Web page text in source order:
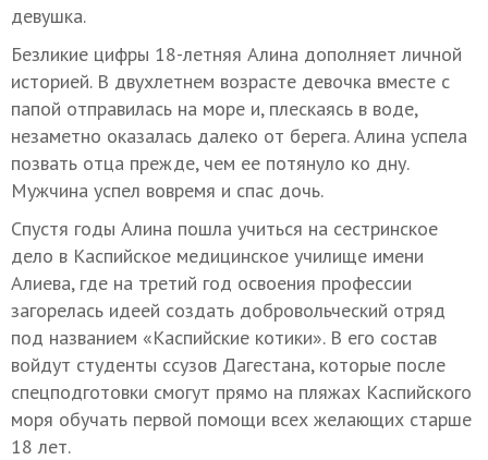
девушка.
Безликие цифры 18-летняя Алина дополняет личной
историей. В двухлетнем возрасте девочка вместе с
папой отправилась на море и, плескаясь в воде,
незаметно оказалась далеко от берега. Алина успела
позвать отца прежде, чем ее потянуло ко дну.
Мужчина успел вовремя и спас дочь.
Спустя годы Алина пошла учиться на сестринское
дело в Каспийское медицинское училище имени
Алиева, где на третий год освоения профессии
загорелась идеей создать добровольческий отряд
под названием «Каспийские котики». В его состав
войдут студенты ссузов Дагестана, которые после
спецподготовки смогут прямо на пляжах Каспийского
моря обучать первой помощи всех желающих старше
18 лет.